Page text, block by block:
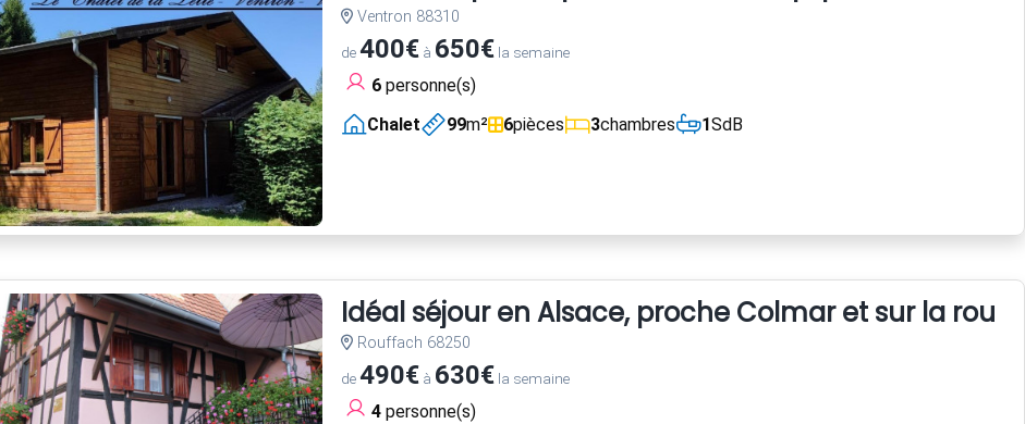
Ventron 88310
de400€à 650€la semaine
6personne(s)
Chalet
99m² 6pièces 3chambres 1SdB
Idéal séjour en Alsace, proche Colmar et sur la
Rouffach 68250
de490€à 630€la semaine
4personne(s)